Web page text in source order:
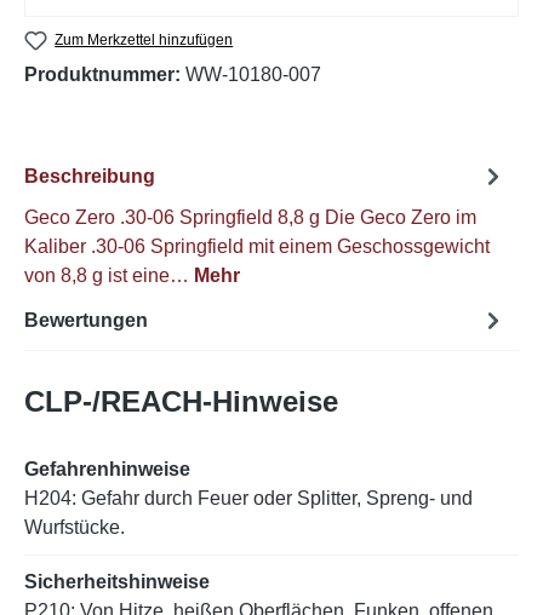
Zum Merkzettel hinzufügen
Produktnummer: WW-10180-007
Beschreibung
Geco Zero .30-06 Springfield 8,8 g Die Geco Zero im
Kaliber .30-06 Springfield mit einem Geschossgewicht
von 8,8 g ist eine… Mehr
Bewertungen
CLP-/REACH-Hinweise
Gefahrenhinweise
H204: Gefahr durch Feuer oder Splitter, Spreng- und
Wurfstücke.
Sicherheitshinweise
P210: Von Hitze, heißen Oberflächen, Funken, offenen